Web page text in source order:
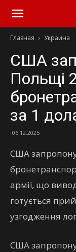
Главная Украина
США
Польщі
за 1
06.12.2025
США
армії, що
готується
узгодження
США